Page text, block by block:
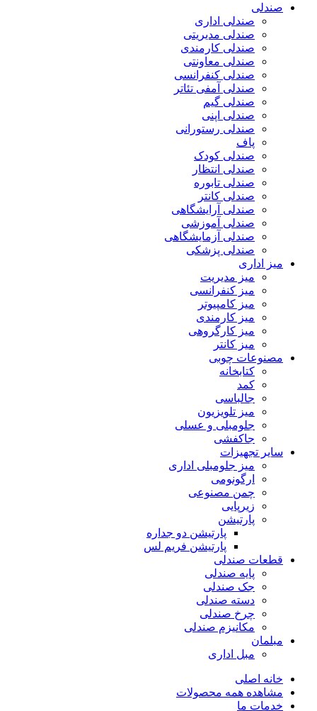
صندلی
صندلی اداری
صندلی مدیریتی
صندلی کارمندی
صندلی معاونتی
صندلی کنفرانسی
صندلی آمفی تئاتر
صندلی گیم
صندلی اپنی
صندلی رستورانی
پاف
صندلی کودک
صندلی انتظار
صندلی تابوره
صندلی کانتر
صندلی آرایشگاهی
صندلی آموزشی
صندلی آزمایشگاهی
صندلی پزشکی
میز اداری
میز مدیریت
میز کنفرانسی
میز کامپیوتر
میز کارمندی
میز کارگروهی
میز کانتر
مصنوعات چوبی
کتابخانه
کمد
جالباسی
میز تلویزیون
جلومبلی و عسلی
جاکفشی
سایر تجهیزات
میز جلومبلی اداری
ارگونومی
چمن مصنوعی
زیرپایی
پارتیشن
پارتیشن دو جداره
پارتیشن فریم لس
قطعات صندلی
پایه صندلی
جک صندلی
دسته صندلی
چرخ صندلی
مکانیزم صندلی
مبلمان
مبل اداری
خانه اصلی
مشاهده همه محصولات
خدمات ما